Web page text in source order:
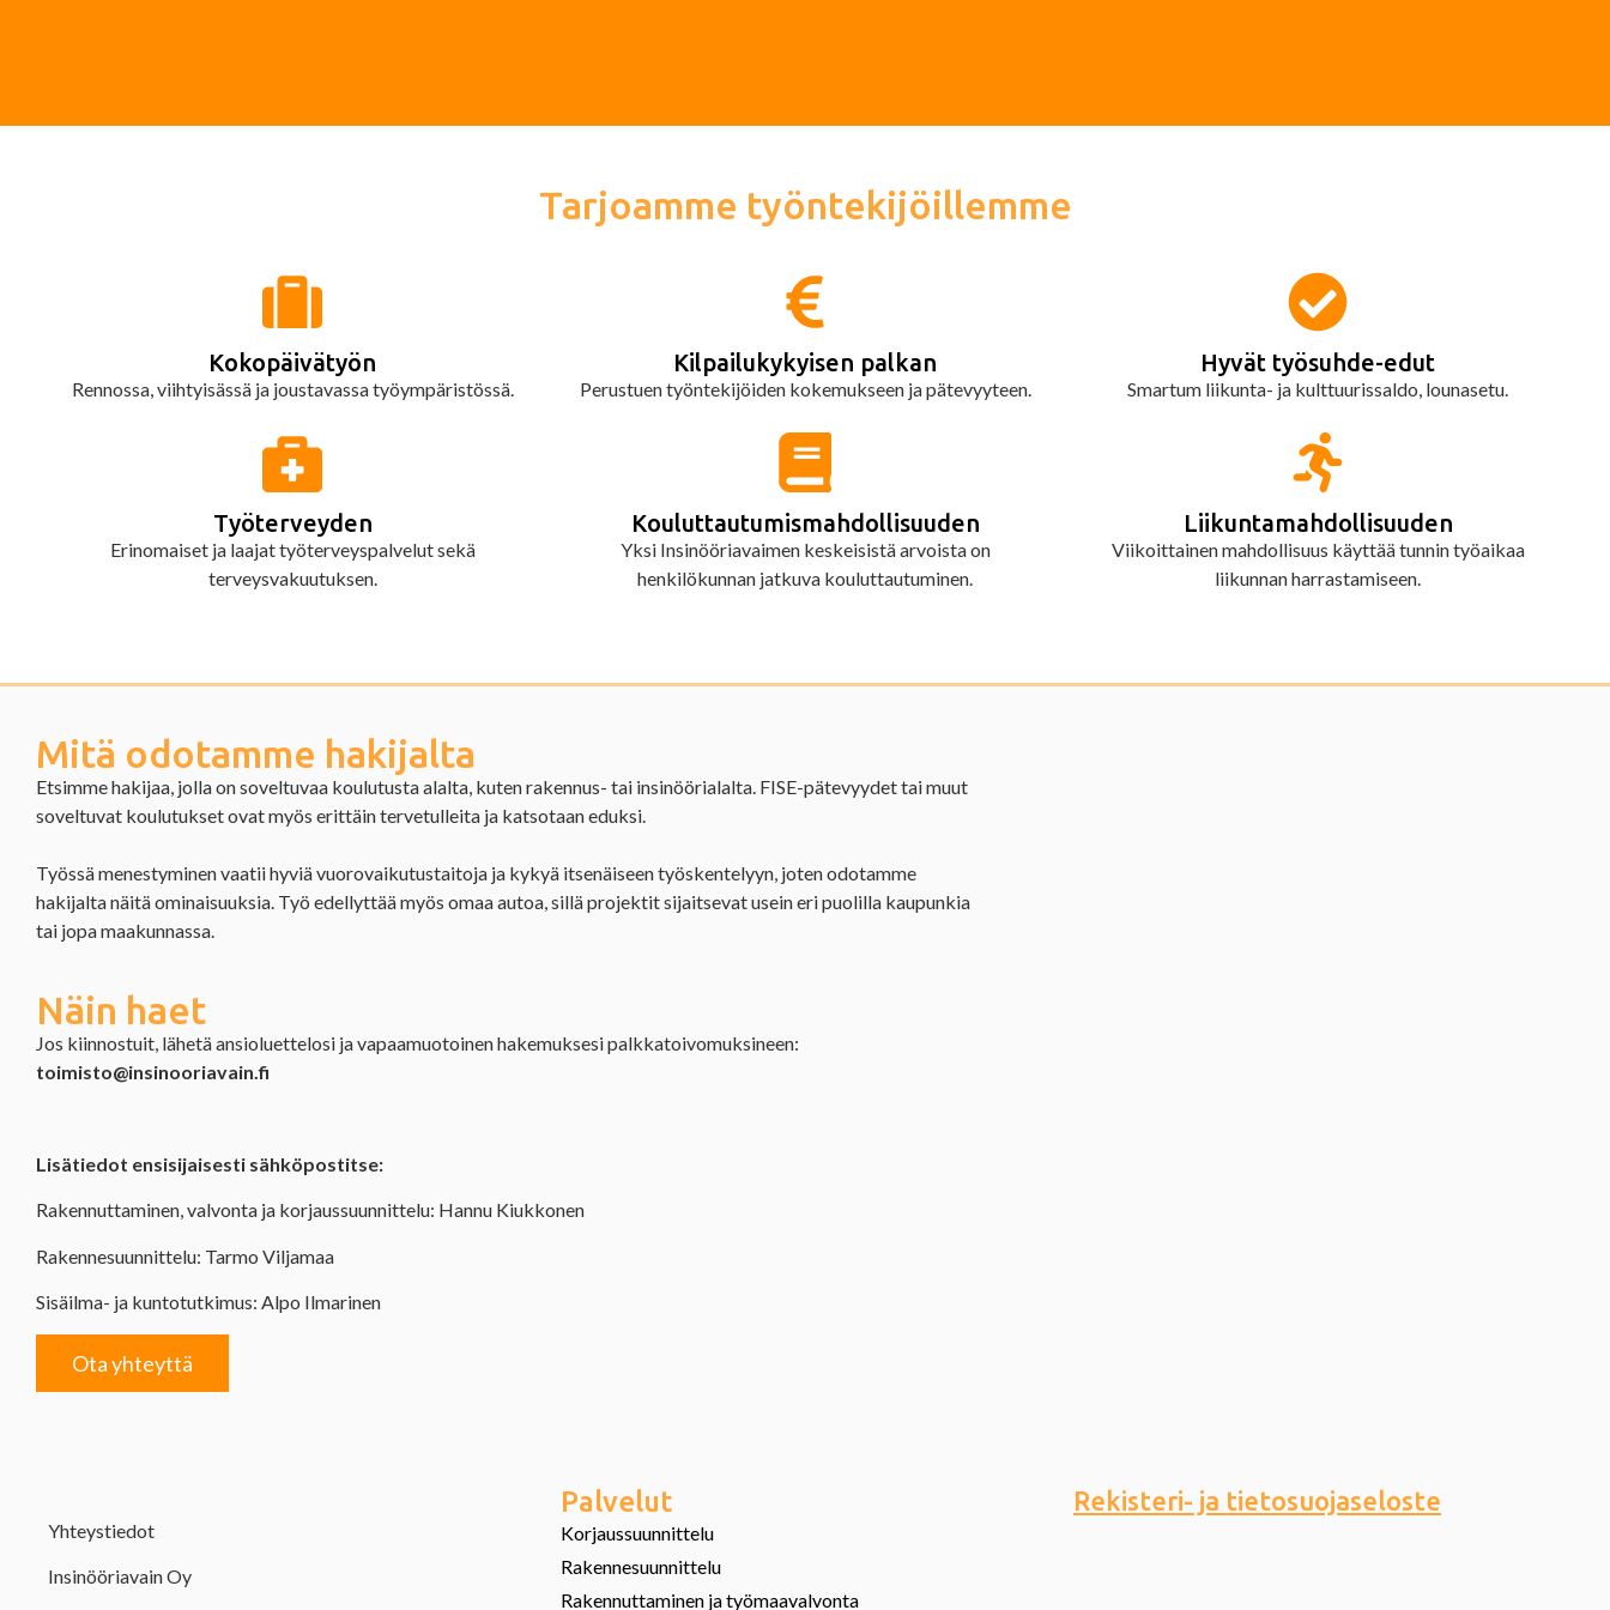
Tarjoamme työntekijöillemme
Kokopäivätyön
Rennossa, viihtyisässä ja joustavassa työympäristössä.
Kilpailukykyisen palkan
Perustuen työntekijöiden kokemukseen ja pätevyyteen.
Hyvät työsuhde-edut
Smartum liikunta- ja kulttuurissaldo, lounasetu.
Työterveyden
Erinomaiset ja laajat työterveyspalvelut sekä
terveysvakuutuksen.
Kouluttautumismahdollisuuden
Yksi Insinööriavaimen keskeisistä arvoista on
henkilökunnan jatkuva kouluttautuminen.
Liikuntamahdollisuuden
Viikoittainen mahdollisuus käyttää tunnin työaikaa
liikunnan harrastamiseen.
Mitä odotamme hakijalta
Etsimme hakijaa, jolla on soveltuvaa koulutusta alalta, kuten rakennus- tai insinöörialalta. FISE-pätevyydet tai muut
soveltuvat koulutukset ovat myös erittäin tervetulleita ja katsotaan eduksi.
Työssä menestyminen vaatii hyviä vuorovaikutustaitoja ja kykyä itsenäiseen työskentelyyn, joten odotamme
hakijalta näitä ominaisuuksia. Työ edellyttää myös omaa autoa, sillä projektit sijaitsevat usein eri puolilla kaupunkia
tai jopa maakunnassa.
Näin haet
Jos kiinnostuit, lähetä ansioluettelosi ja vapaamuotoinen hakemuksesi palkkatoivomuksineen:
toimisto@insinooriavain.fi
Lisätiedot ensisijaisesti sähköpostitse:
Rakennuttaminen, valvonta ja korjaussuunnittelu: Hannu Kiukkonen
Rakennesuunnittelu: Tarmo Viljamaa
Sisäilma- ja kuntotutkimus: Alpo Ilmarinen
Ota yhteyttä
Yhteystiedot
Insinööriavain Oy
Palvelut
Korjaussuunnittelu
Rakennesuunnittelu
Rakennuttaminen ja työmaavalvonta
Rekisteri- ja tietosuojaseloste